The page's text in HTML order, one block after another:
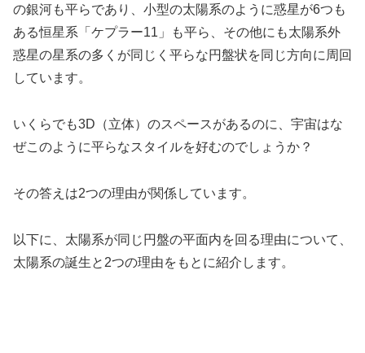
の銀河も平らであり、小型の太陽系のように惑星が6つも
ある恒星系「ケプラー11」も平ら、その他にも太陽系外
惑星の星系の多くが同じく平らな円盤状を同じ方向に周回
しています。
いくらでも3D（立体）のスペースがあるのに、宇宙はな
ぜこのように平らなスタイルを好むのでしょうか？
その答えは2つの理由が関係しています。
以下に、太陽系が同じ円盤の平面内を回る理由について、
太陽系の誕生と2つの理由をもとに紹介します。